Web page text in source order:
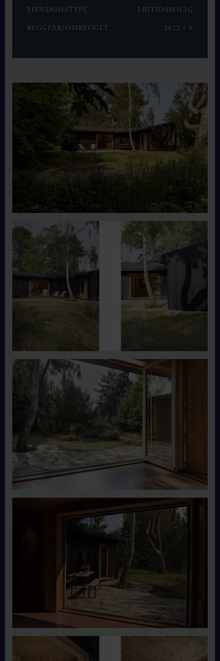
EJENDOMSTYPE FRITIDSBOLIG
BYGGEÅR/OMBYGGET 2022 / 0